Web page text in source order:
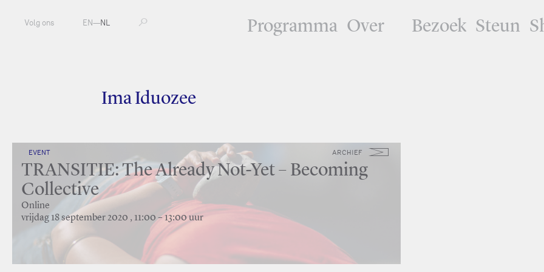
Programma Over Bezoek Steun
Volg ons EN—NL
Ima Iduozee
ARCHIEF
EVENT
TRANSITIE: The Already Not-Yet – Becoming
Collective
Online
vrijdag 18 september 2020 , 11:00 – 13:00 uur